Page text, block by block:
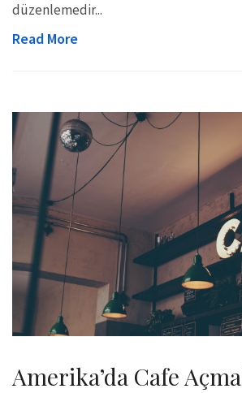
düzenlemedir...
Read More
Amerika’da Cafe